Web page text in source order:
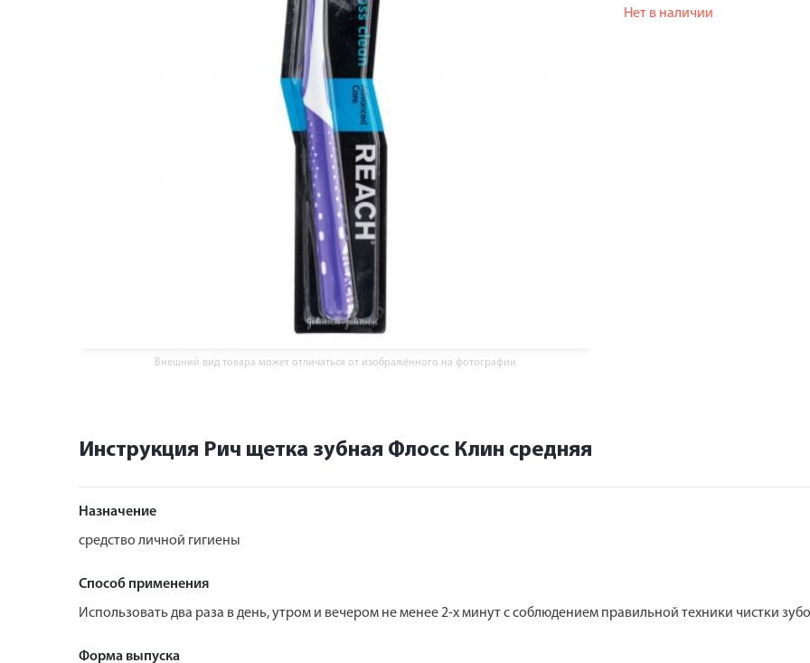
Внешний вид товара может отличаться от изображённого на фотографии
Нет в наличии
Инструкция Рич щетка зубная Флосс Клин средняя
Назначение
средство личной гигиены
Способ применения
Использовать два раза в день, утром и вечером не менее 2-х минут с соблюдением правильной техники чистки
Форма выпуска